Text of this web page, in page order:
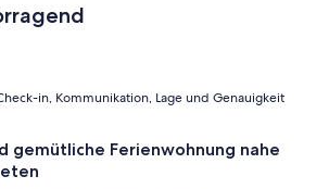
in, Kommunikation, Lage und Genauigkeit
gemütliche Ferienwohnung nahe